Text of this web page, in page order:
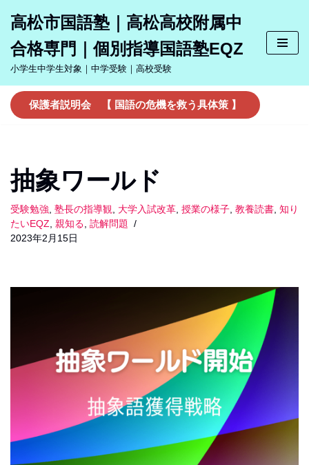
ン
テ
ン
ツ
へ
ッ
プ
高松市国語塾｜高松高校附属中
合格専門｜個別指導国語塾EQZ
小学生中学生対象｜中学受験｜高校受験
保護者説明会 【 国語の危機を救う具体策 】
抽象ワールド
受験勉強, 塾長の指導観, 大学入試改革, 授業の様子, 教養読書, 知り
たいEQZ, 親知る, 読解問題
2023年2月15日